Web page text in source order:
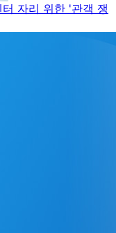
터 자리 위한 '관객 쟁